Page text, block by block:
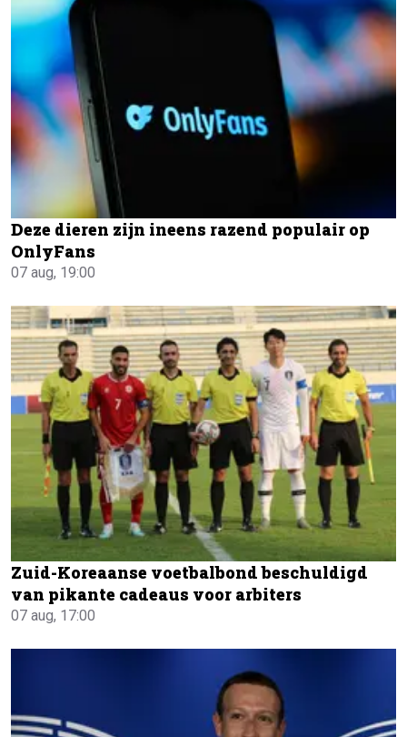
Deze dieren zijn ineens razend populair op
OnlyFans
07 aug, 19:00
Zuid-Koreaanse voetbalbond beschuldigd
van pikante cadeaus voor arbiters
07 aug, 17:00